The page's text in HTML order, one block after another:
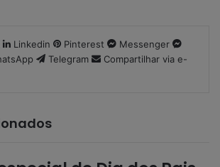
Linkedin Pinterest
Messenger
Telegram
Compartilhar via e-